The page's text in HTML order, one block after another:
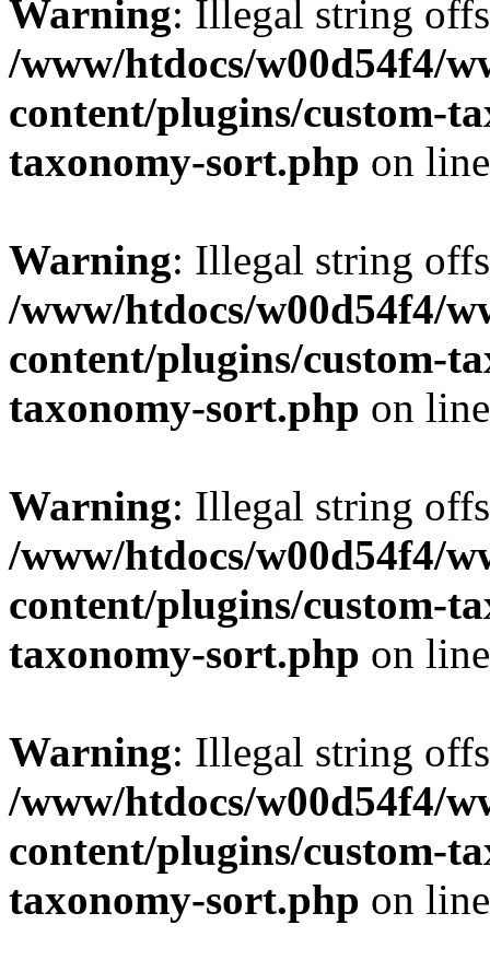
Warning: Illegal string
/www/htdocs/w00d54f4/
content/plugins/custom-
taxonomy-sort.php on
Warning: Illegal string
/www/htdocs/w00d54f4/
content/plugins/custom-
taxonomy-sort.php on
Warning: Illegal string
/www/htdocs/w00d54f4/
content/plugins/custom-
taxonomy-sort.php on
Warning: Illegal string
/www/htdocs/w00d54f4/
content/plugins/custom-
taxonomy-sort.php on